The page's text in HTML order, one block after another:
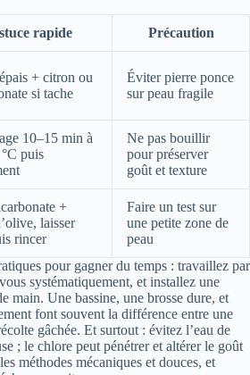
rapide Précaution
+ citron ou
si tache
Éviter pierre ponce
sur peau fragile
10–15 min à
puis
Ne pas bouillir
pour préserver
goût et texture
+
laisser
rincer
Faire un test sur
une petite zone de
peau
pour gagner du temps : travaillez par
systématiquement, et installez une
main. Une bassine, une brosse dure, et
font souvent la différence entre une
gâchée. Et surtout : évitez l’eau de
; le chlore peut pénétrer et altérer le goût
méthodes mécaniques et douces, et